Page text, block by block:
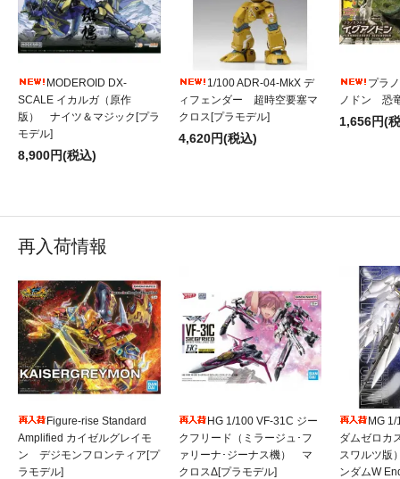
MODEROID DX-
SCALE イカルガ（原作
版） ナイツ＆マジック[プラ
モデル]
8,900円(税込)
1/100 ADR-04-MkX デ
ィフェンダー 超時空要塞マ
クロス[プラモデル]
4,620円(税込)
プラ
ノドン 恐
1,656円(
再入荷情報
Figure-rise Standard
Amplified カイゼルグレイモ
ン デジモンフロンティア[プ
ラモデル]
HG 1/100 VF-31C ジー
クフリード（ミラージュ･フ
ァリーナ･ジーナス機） マ
クロスΔ[プラモデル]
MG
ダムゼロカ
スワルツ版
ンダムW